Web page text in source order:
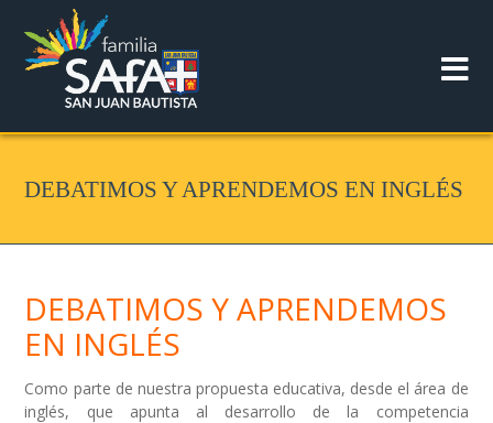
DEBATIMOS Y APRENDEMOS EN INGLÉS
DEBATIMOS Y APRENDEMOS
EN INGLÉS
Como parte de nuestra propuesta educativa, desde el área de
inglés, que apunta al desarrollo de la competencia